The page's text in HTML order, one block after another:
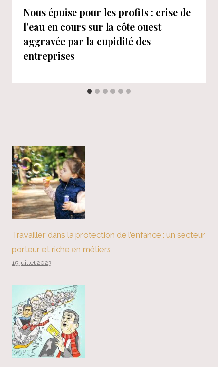
Nous épuise pour les profits : crise de
l’eau en cours sur la côte ouest
aggravée par la cupidité des
entreprises
Travailler dans la protection de l’enfance : un secteur
porteur et riche en métiers
15 juillet 2023